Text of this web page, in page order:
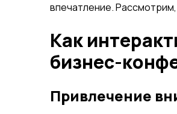
впечатление.
Как
бизнес-
Привлечение